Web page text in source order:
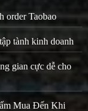
order Taobao
tành kinh doanh
gian cực dễ cho
Mua Đến Khi